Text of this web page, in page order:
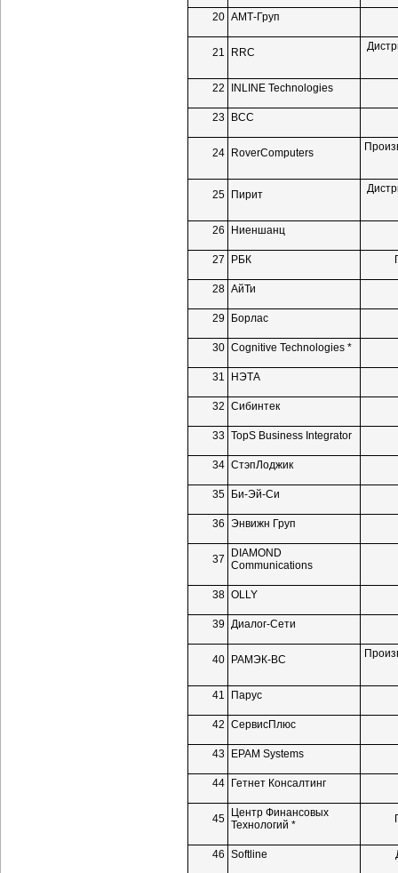
20 АМТ-Груп
21 RRC
22 INLINE Technologies
23 ВСС
24 RoverComputers
25 Пирит
26 Ниеншанц
27 РБК
28 АйТи
29 Борлас
30 Cognitive Technologies *
31 НЭТА
32 Сибинтек
33 TopS Business Integrator
34 СтэпЛоджик
35 Би-Эй-Си
36 Энвижн Груп
37
DIAMOND
Communications
38 OLLY
39 Диалог-Сети
40 РАМЭК-ВС
41 Парус
42 СервисПлюс
43 EPAM Systems
44 Гетнет Консалтинг
45
Центр Финансовых
Технологий *
46 Softline